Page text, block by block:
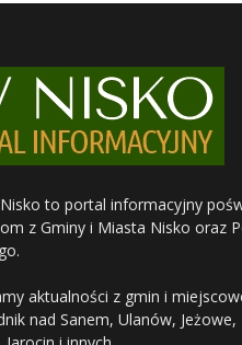
to portal informacyjny
z Gminy i Miasta Nisko oraz
aktualności z gmin i
nad Sanem, Ulanów, Jeżowe,